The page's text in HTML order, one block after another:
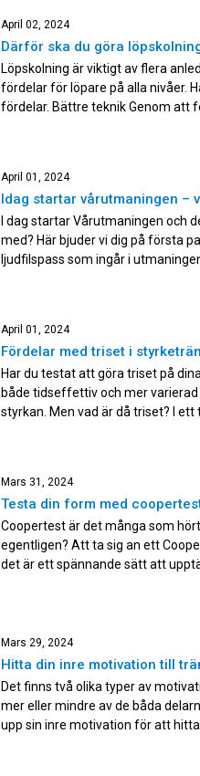
April 02, 2024
Därför ska du göra
Löpskolning är viktigt av flera
fördelar för löpare på alla nivåer.
fördelar. Bättre teknik Genom att
April 01, 2024
Idag startar vårutmaningen –
I dag startar Vårutmaningen och
med? Här bjuder vi dig på första
ljudfilspass som ingår i
April 01, 2024
Fördelar med triset i
Har du testat att göra triset på
både tidseffettiv och mer
styrkan. Men vad är då triset? I
Mars 31, 2024
Testa din form med
Coopertest är det många som
egentligen? Att ta sig an ett
det är ett spännande sätt att
Mars 29, 2024
Hitta din inre motivation till
Det finns två olika typer av
mer eller mindre av de båda
upp sin inre motivation för att